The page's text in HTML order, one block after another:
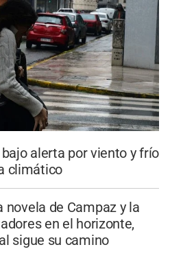
alerta por viento y frío
climático
novela de Campaz y la
en el horizonte,
sigue su camino